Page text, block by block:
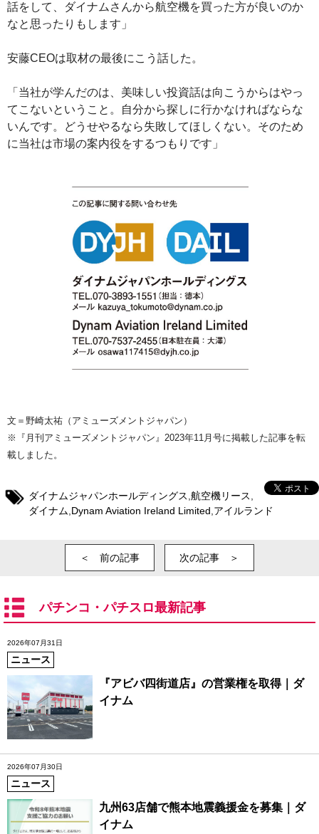
話をして、ダイナムさんから航空機を買った方が良いのか
なと思ったりもします」
安藤CEOは取材の最後にこう話した。
「当社が学んだのは、美味しい投資話は向こうからはやっ
てこないということ。自分から探しに行かなければならな
いんです。どうせやるなら失敗してほしくない。そのため
に当社は市場の案内役をするつもりです」
文＝野崎太祐（アミューズメントジャパン）
※『月刊アミューズメントジャパン』2023年11月号に掲載した記事を転
載しました。
ダイナムジャパンホールディングス,航空機リース,
ダイナム,Dynam Aviation Ireland Limited,アイルランド
＜ 前の記事 次の記事 ＞
パチンコ・パチスロ最新記事
2026年07月31日
ニュース
『アビバ四街道店』の営業権を取得｜ダ
イナム
2026年07月30日
ニュース
九州63店舗で熊本地震義援金を募集｜ダ
イナム